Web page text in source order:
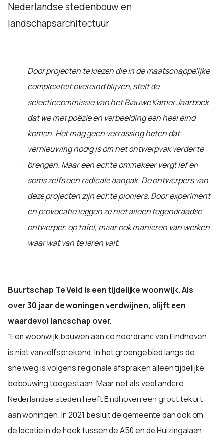
Nederlandse stedenbouw en
landschapsarchitectuur.
Door projecten te kiezen die in de maatschappelijke
complexiteit overeind blijven, stelt de
selectiecommissie van het Blauwe Kamer Jaarboek
dat we met poëzie en verbeelding een heel eind
komen. Het mag geen verrassing heten dat
vernieuwing nodig is om het ontwerpvak verder te
brengen. Maar een echte ommekeer vergt lef en
soms zelfs een radicale aanpak. De ontwerpers van
deze projecten zijn echte pioniers. Door experiment
en provocatie leggen ze niet alleen tegendraadse
ontwerpen op tafel, maar ook manieren van werken
waar wat van te leren valt.
Buurtschap Te Veld is een tijdelijke woonwijk. Als
over 30 jaar de woningen verdwijnen, blijft een
waardevol landschap over.
“Een woonwijk bouwen aan de noordrand van Eindhoven
is niet vanzelfsprekend. In het groengebied langs de
snelweg is volgens regionale afspraken alleen tijdelijke
bebouwing toegestaan. Maar net als veel andere
Nederlandse steden heeft Eindhoven een groot tekort
aan woningen. In 2021 besluit de gemeente dan ook om
de locatie in de hoek tussen de A50 en de Huizingalaan